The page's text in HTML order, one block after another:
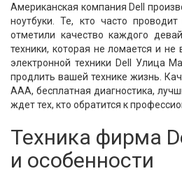
Американская компания Dell
ноутбуки. Те, кто часто
отметили качество каждого
техники, которая не ломается и
электронной техники Dell Улица
продлить вашей технике жизнь.
ААА, бесплатная диагностика,
ждет тех, кто обратится к
Техника фирма
и особенности